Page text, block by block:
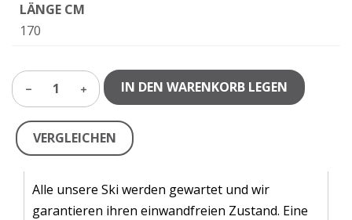
LÄNGE CM
170
1 IN DEN WARENKORB LEGEN
VERGLEICHEN
Alle unsere Ski werden gewartet und wir
garantieren ihren einwandfreien Zustand. Eine